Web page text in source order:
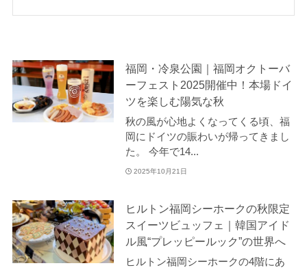
福岡・冷泉公園｜福岡オクトーバ
ーフェスト2025開催中！本場ドイ
ツを楽しむ陽気な秋
秋の風が心地よくなってくる頃、福
岡にドイツの賑わいが帰ってきまし
た。 今年で14...
2025年10月21日
ヒルトン福岡シーホークの秋限定
スイーツビュッフェ｜韓国アイド
ル風“プレッピールック”の世界へ
ヒルトン福岡シーホークの4階にあ